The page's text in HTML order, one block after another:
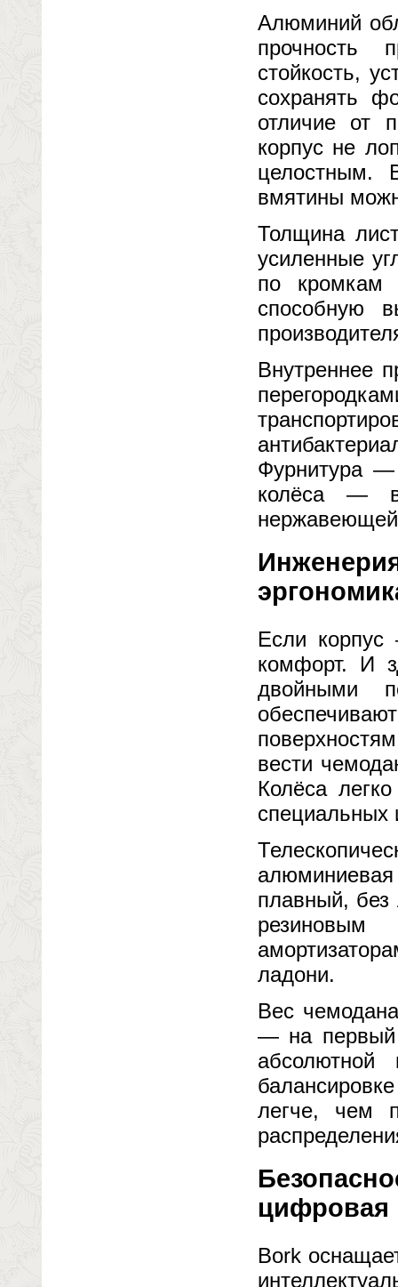
Алюминий
прочность
стойкость,
сохранять
отличие от
корпус не
целостным.
вмятины
Толщина
усиленные
по кромкам
способную
Внутреннее
Фурнитура —
колёса —
Если
комфорт. И
двойными
вести
Колёса
специальных
плавный,
ладони.
Вес
— на первый
абсолютной
легче, чем
цифровая
Bork